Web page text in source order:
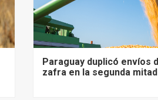
Paraguay duplicó envíos
zafra en la segunda